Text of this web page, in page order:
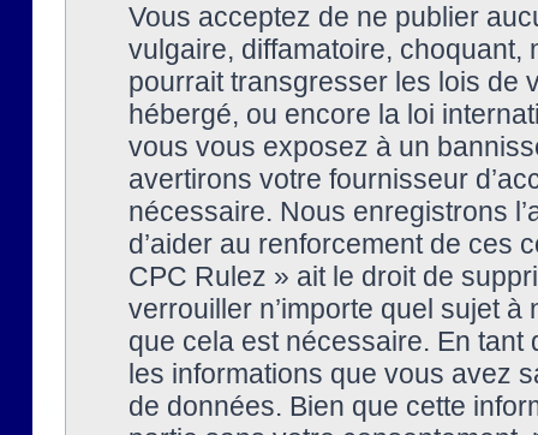
Vous acceptez de ne publier
vulgaire, diffamatoire, choquant,
pourrait transgresser les lois de
hébergé, ou encore la loi
vous vous exposez à un
avertirons votre fournisseur
nécessaire. Nous enregistrons
d’aider au renforcement de ces
CPC Rulez » ait le droit de
verrouiller n’importe quel sujet à
que cela est nécessaire. En tant
les informations que vous avez
de données. Bien que cette